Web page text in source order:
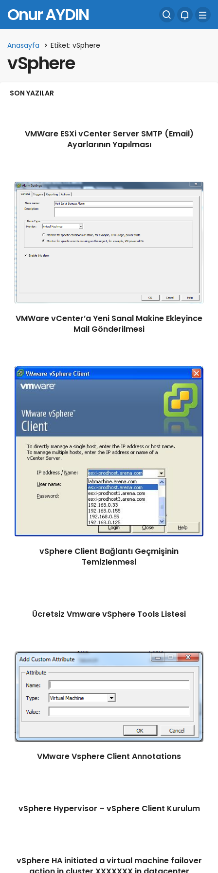
Onur AYDIN
Anasayfa Etiket: vSphere
vSphere
SON YAZILAR
VMWare ESXi vCenter Server SMTP (Email)
Ayarlarının Yapılması
VMWare vCenter’a Yeni Sanal Makine Ekleyince
Mail Gönderilmesi
vSphere Client Bağlantı Geçmişinin
Temizlenmesi
Ücretsiz Vmware vSphere Tools Listesi
VMware Vsphere Client Annotations
vSphere Hypervisor – vSphere Client Kurulum
vSphere HA initiated a virtual machine failover